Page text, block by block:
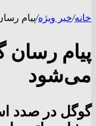
خانه/خبر ویژه/پیام
پیام
می‌شود
گوگل در صدد